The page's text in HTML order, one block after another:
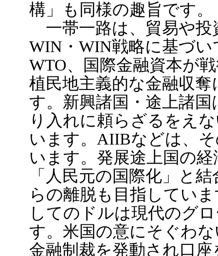
構」も同様の趣旨です。
一帯一路は、貿易や投
WIN・WIN戦略に基づ
WTO、国際金融資本が
植民地主義的な金融収
す。新興諸国・途上諸
り入れに頼らざるをえ
います。AIIBなどは、
います。発展途上国の
「人民元の国際化」と
らの離脱も目指してい
してのドルは現代のグ
す。米国の意にそぐわ
金融制裁を発動され口